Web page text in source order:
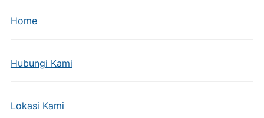
Home
Hubungi Kami
Lokasi Kami